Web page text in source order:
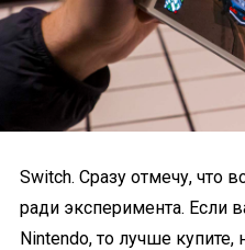
Switch. Сразу отмечу, что
ради эксперимента. Если
Nintendo, то лучше